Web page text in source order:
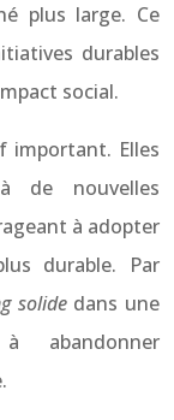
plus large. Ce
durables
social.
important. Elles
de nouvelles
à adopter
durable. Par
solide dans une
abandonner